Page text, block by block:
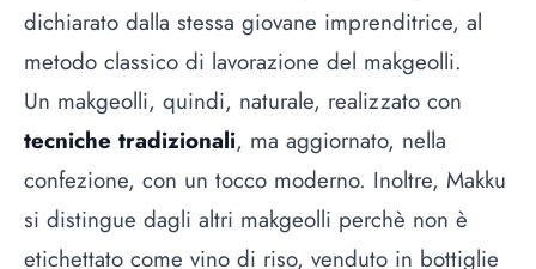
dichiarato dalla stessa giovane imprenditrice, al
metodo classico di lavorazione del makgeolli.
Un makgeolli, quindi, naturale, realizzato con
tecniche tradizionali, ma aggiornato, nella
confezione, con un tocco moderno. Inoltre, Makku
si distingue dagli altri makgeolli perchè non è
etichettato come vino di riso, venduto in bottiglie